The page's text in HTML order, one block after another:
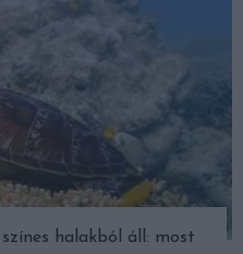
halakból áll: most